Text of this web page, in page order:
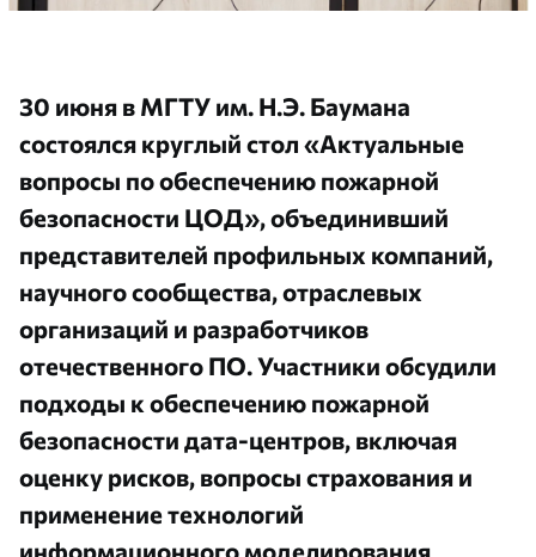
30 июня в МГТУ им. Н.Э. Баумана
состоялся круглый стол «Актуальные
вопросы по обеспечению пожарной
безопасности ЦОД», объединивший
представителей профильных компаний,
научного сообщества, отраслевых
организаций и разработчиков
отечественного ПО. Участники обсудили
подходы к обеспечению пожарной
безопасности дата-центров, включая
оценку рисков, вопросы страхования и
применение технологий
информационного моделирования